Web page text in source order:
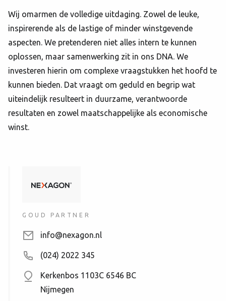
Wij omarmen de volledige uitdaging. Zowel de leuke,
inspirerende als de lastige of minder winstgevende
aspecten. We pretenderen niet alles intern te kunnen
oplossen, maar samenwerking zit in ons DNA. We
investeren hierin om complexe vraagstukken het hoofd te
kunnen bieden. Dat vraagt om geduld en begrip wat
uiteindelijk resulteert in duurzame, verantwoorde
resultaten en zowel maatschappelijke als economische
winst.
GOUD PARTNER
info@nexagon.nl
(024) 2022 345
Kerkenbos 1103C 6546 BC
Nijmegen